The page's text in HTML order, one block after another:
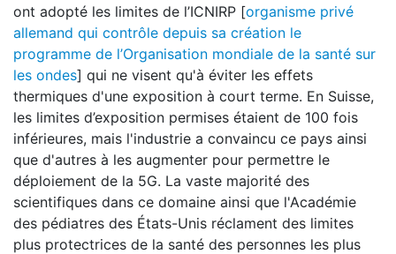
ont adopté les limites de l’ICNIRP [organisme privé
allemand qui contrôle depuis sa création le
programme de l’Organisation mondiale de la santé sur
les ondes] qui ne visent qu'à éviter les effets
thermiques d'une exposition à court terme. En Suisse,
les limites d’exposition permises étaient de 100 fois
inférieures, mais l'industrie a convaincu ce pays ainsi
que d'autres à les augmenter pour permettre le
déploiement de la 5G. La vaste majorité des
scientifiques dans ce domaine ainsi que l'Académie
des pédiatres des États-Unis réclament des limites
plus protectrices de la santé des personnes les plus